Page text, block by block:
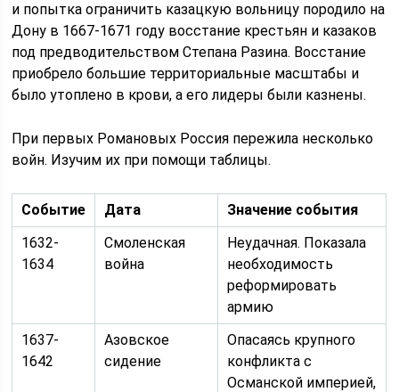
и попытка ограничить казацкую вольницу породило на
Дону в 1667-1671 году восстание крестьян и казаков
под предводительством Степана Разина. Восстание
приобрело большие территориальные масштабы и
было утоплено в крови, а его лидеры были казнены.
При первых Романовых Россия пережила несколько
войн. Изучим их при помощи таблицы.
Событие Дата
Значение события
1632-
1634
Смоленская
война
Неудачная. Показала
необходимость
реформировать
армию
1637-
1642
Азовское
сидение
Опасаясь крупного
конфликта с
Османской империей,